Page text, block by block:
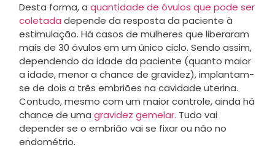
Desta forma, a quantidade de óvulos que pode ser
coletada depende da resposta da paciente à
estimulação. Há casos de mulheres que liberaram
mais de 30 óvulos em um único ciclo. Sendo assim,
dependendo da idade da paciente (quanto maior
a idade, menor a chance de gravidez), implantam-
se de dois a três embriões na cavidade uterina.
Contudo, mesmo com um maior controle, ainda há
chance de uma gravidez gemelar. Tudo vai
depender se o embrião vai se fixar ou não no
endométrio.